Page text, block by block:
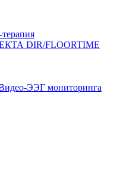
DIR/FLOORTIME
ЭЭГ мониторинга